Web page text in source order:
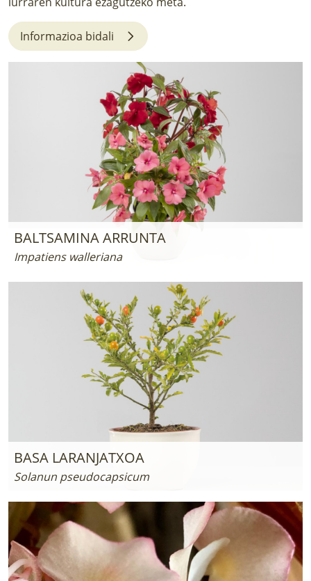
LURRAREN AGENDA
AZOKA
Informazioa bidali
BALTSAMINA ARRUNTA
Impatiens walleriana
BASA LARANJATXOA
Solanun pseudocapsicum